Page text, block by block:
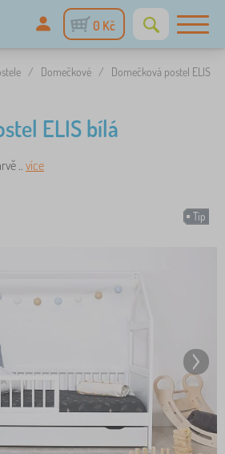
0 Kč
/ Domečkové /
Domečková postel ELIS
ELIS bílá
.. více
Tip